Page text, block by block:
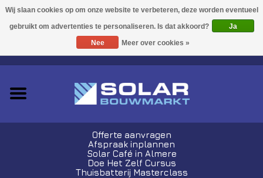
0 Artikelen - €0,00
Acties!
Offerte aanvragen
Afspraak inplannen
Solar Café in Almere
Doe Het Zelf Cursus
Thuisbatterij Masterclass
Ja
Nee
Meer over cookies »